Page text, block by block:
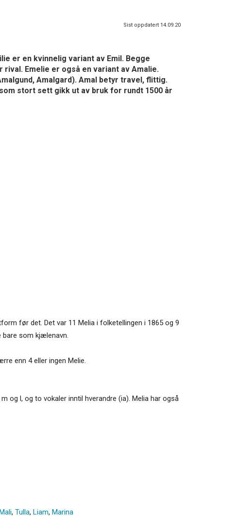
Sist oppdatert 14.09.20
er en kvinnelig variant av Emil. Begge
Emelie er også en variant av Amalie.
Amalgard). Amal betyr travel, flittig.
stort sett gikk ut av bruk for rundt 1500 år
før det. Det var 11 Melia i folketellingen i 1865 og 9
bare som kjælenavn.
enn 4 eller ingen Melie.
og l, og to vokaler inntil hverandre (ia). Melia har også
, Tulla, Liam, Marina